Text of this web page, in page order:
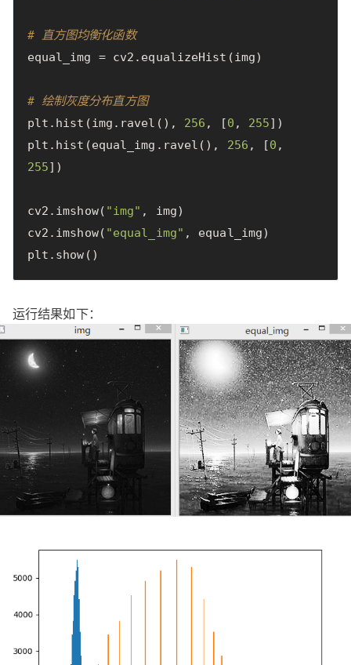
# 直方图均衡化函数
equal_img
= cv2 . equalizeHist (img)
# 绘制灰度分布直方图
plt . hist (img . ravel (), 256 , [0 , 255])
plt . hist (equal_img . ravel (), 256 , [0 ,
255])
cv2 . imshow( "img" , img)
cv2 . imshow( "equal_img" , equal_img)
plt . show ()
运行结果如下：